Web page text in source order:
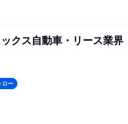
クス自動車・リース業界
ロー